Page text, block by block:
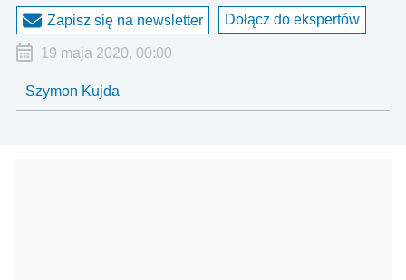
Zapisz się na newsletter Dołącz do ekspertów
19 maja 2020, 00:00
Szymon Kujda